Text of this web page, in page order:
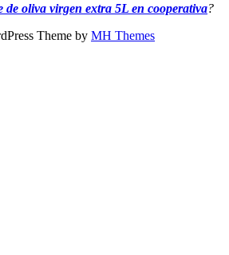
de oliva virgen extra 5L en cooperativa?
Theme by MH Themes